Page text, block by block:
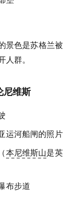
景色是苏格兰被
群。
维斯
运河船闸的照片
本尼维斯山是英
布步道